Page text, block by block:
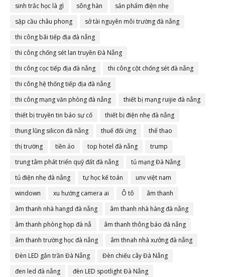
sinh trắc học là gì
sông hàn
sản phẩm điện nhẹ
sập cầu châu phong
sở tài nguyên môi trường đà nẵng
thi công bãi tiếp địa đà nẵng
thi công chống sét lan truyền Đà Nẵng
thi công cọc tiếp địa đà nẵng
thi công cột chống sét đà nẵng
thi công hệ thống tiếp địa đà nẵng
thi công mạng văn phòng đà nẵng
thiết bị mạng ruijie đà nẵng
thiết bị truyền tin báo sự cố
thiết bị điện nhẹ đà nẵng
thung lũng silicon đà nẵng
thuế đối ứng
thể thao
thị trường
tiền ảo top hotel đà nẵng
trump
trung tâm phát triển quỹ đất đà nẵng
tủ mạng Đà Nẵng
tủ điện nhẹ đà nẵng
tự học kế toán
unv việt nam
windown
xu hướng camera ai Ô tô
âm thanh
âm thanh nhà hangd đà nẵng
âm thanh nhà hàng đà nẵng
âm thanh phòng họp đà nẵ
âm thanh thông báo đà nẵng
âm thanh trường học đà nẵng
âm thnah nhà xưởng đà nẵng
Đèn LED gắn trần Đà Nẵng
Đèn chiếu cây Đà Nẵng
đen led đà nẵng
đèn LED spotlight Đà Nẵng